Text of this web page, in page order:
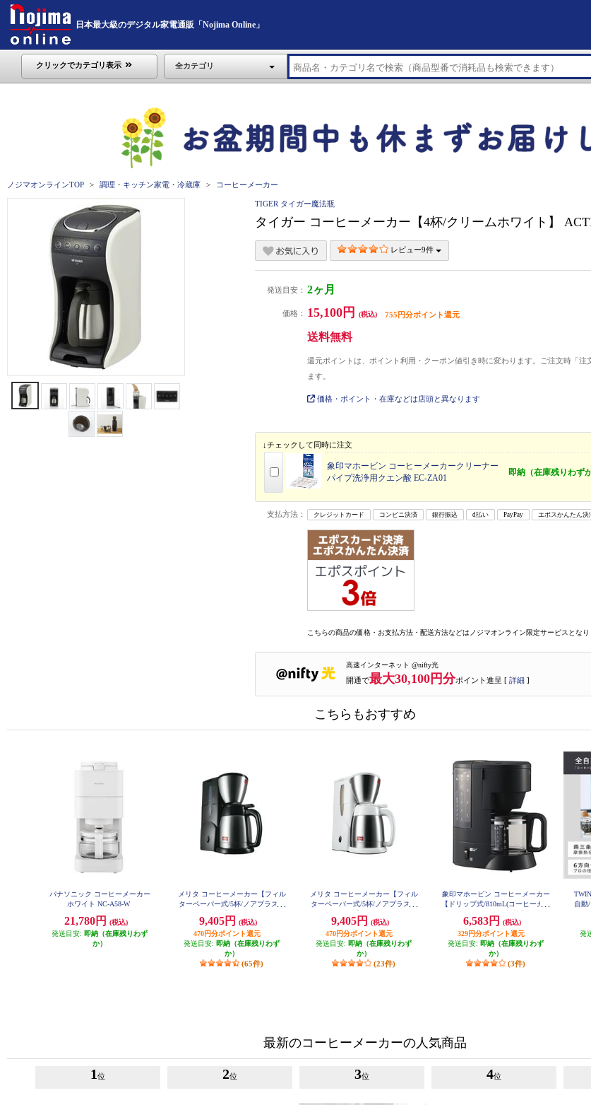
日本最大級のデジタル家電通販「Nojima Online」
クリックでカテゴリ表示 全カテゴリ
ノジマオンラインTOP 調理・キッチン家電・冷蔵庫 コーヒーメーカー
TIGER タイガー魔法瓶
タイガー コーヒーメーカー【4杯/クリームホワイト】
レビュー9件
発送目安： 2ヶ月
価格： 15,100円 (税込) 755円分ポイント還元
送料無料
還元ポイントは、ポイント利用・クーポン値引き時に変わります。ご注文時「注
ます。
価格・ポイント・在庫などは店頭と異なります
↓チェックして同時に注文
象印マホービン コーヒーメーカークリーナー
パイプ洗浄用クエン酸 EC-ZA01
即納（在庫残りわずか
支払方法： クレジットカード コンビニ決済 銀行振込 d払い PayPay エポスかんたん決
こちらの商品の価格・お支払方法・配送方法などはノジマオンライン限定サービスとなり
高速インターネット @nifty光
開通で最大30,100円分ポイント進呈 [ 詳細 ]
こちらもおすすめ
パナソニック コーヒーメーカー
ホワイト NC-A58-W
21,780円
(税込)
発送目安: 即納（在庫残りわず
か）
メリタ コーヒーメーカー【フィル
ターペーパー式/5杯/ノアプラス
9,405円
(税込)
470円分ポイント還元
発送目安: 即納（在庫残りわず
か）
(65件)
メリタ コーヒーメーカー【フィル
ターペーパー式/5杯/ノアプラス
9,405円
(税込)
470円分ポイント還元
発送目安: 即納（在庫残りわず
か）
(23件)
象印マホービン コーヒーメーカー
【ドリップ式/810mL(コーヒーカッ
浄水フィルター/ブラック】 ECMA
60-BA
6,583円
(税込)
329円分ポイント還元
発送目安: 即納（在庫残りわず
か）
(3件)
自動
発
最新のコーヒーメーカーの人気商品
1 位 2位 3位 4位